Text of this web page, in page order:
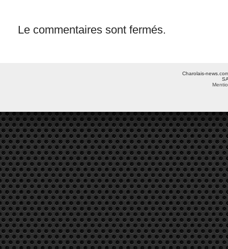
Le commentaires sont fermés.
Charolais-